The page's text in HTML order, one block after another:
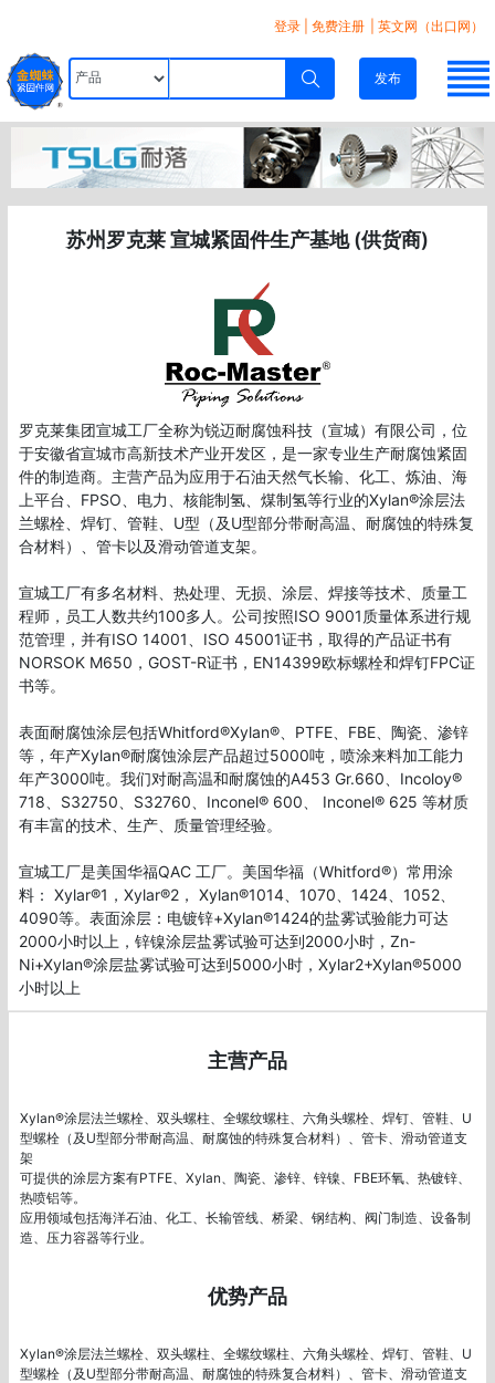
登录 免费注册 | 英文网（出口网）
发布
苏州罗克莱 宣城紧固件生产基地 (供货商)
罗克莱集团宣城工厂全称为锐迈耐腐蚀科技（宣城）有限公司，位
于安徽省宣城市高新技术产业开发区，是一家专业生产耐腐蚀紧固
件的制造商。主营产品为应用于石油天然气长输、化工、炼油、海
上平台、FPSO、电力、核能制氢、煤制氢等行业的Xylan®涂层法
兰螺栓、焊钉、管鞋、U型（及U型部分带耐高温、耐腐蚀的特殊复
合材料）、管卡以及滑动管道支架。
宣城工厂有多名材料、热处理、无损、涂层、焊接等技术、质量工
程师，员工人数共约100多人。公司按照ISO 9001质量体系进行规
范管理，并有ISO 14001、ISO 45001证书，取得的产品证书有
NORSOK M650，GOST-R证书，EN14399欧标螺栓和焊钉FPC证
书等。
表面耐腐蚀涂层包括Whitford®Xylan®、PTFE、FBE、陶瓷、渗锌
等，年产Xylan®耐腐蚀涂层产品超过5000吨，喷涂来料加工能力
年产3000吨。我们对耐高温和耐腐蚀的A453 Gr.660、Incoloy®
718、S32750、S32760、Inconel® 600、 Inconel® 625 等材质
有丰富的技术、生产、质量管理经验。
宣城工厂是美国华福QAC 工厂。美国华福（Whitford®）常用涂
料： Xylar®1，Xylar®2， Xylan®1014、1070、1424、1052、
4090等。表面涂层：电镀锌+Xylan®1424的盐雾试验能力可达
2000小时以上，锌镍涂层盐雾试验可达到2000小时，Zn-
Ni+Xylan®涂层盐雾试验可达到5000小时，Xylar2+Xylan®5000
小时以上
主营产品
Xylan®涂层法兰螺栓、双头螺柱、全螺纹螺柱、六角头螺栓、焊钉、管鞋、U
型螺栓（及U型部分带耐高温、耐腐蚀的特殊复合材料）、管卡、滑动管道支
架
可提供的涂层方案有PTFE、Xylan、陶瓷、渗锌、锌镍、FBE环氧、热镀锌、
热喷铝等。
应用领域包括海洋石油、化工、长输管线、桥梁、钢结构、阀门制造、设备制
造、压力容器等行业。
优势产品
Xylan®涂层法兰螺栓、双头螺柱、全螺纹螺柱、六角头螺栓、焊钉、管鞋、U
型螺栓（及U型部分带耐高温、耐腐蚀的特殊复合材料）、管卡、滑动管道支